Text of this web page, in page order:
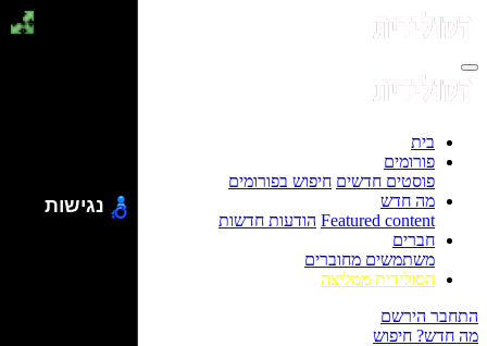
בית
פורומים
פוסטים חדשים חיפוש בפורומים
מה חדש
Featured content הודעות חדשות
חברים
משתמשים מחוברים
הסולידית ממליצה
התחבר הירשם
מה חדש? חיפוש
נגישות